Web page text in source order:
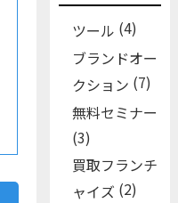
ツール (4)
ブランドオー
クション (7)
無料セミナー
(3)
買取フランチ
ャイズ (2)